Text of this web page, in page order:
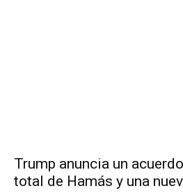
Trump anuncia un
total de Hamás y una